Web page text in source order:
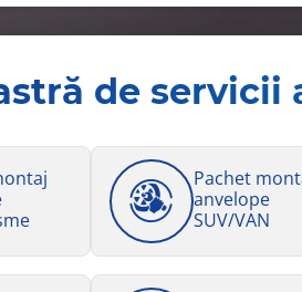
de
Pachet
anvelope
SUV/VAN